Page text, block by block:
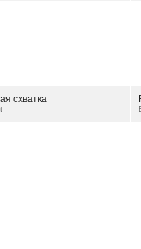
схватка